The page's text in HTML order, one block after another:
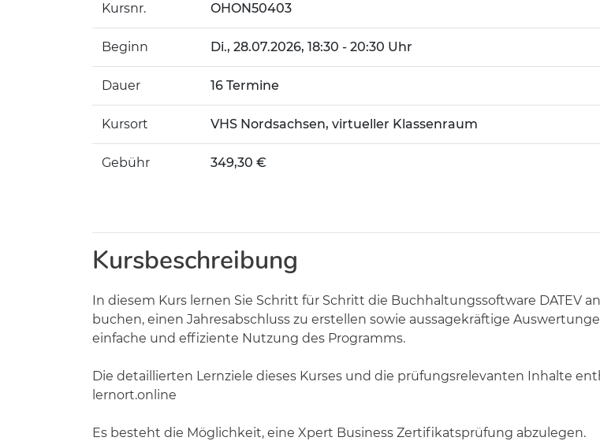
Kursnr. OHON50403
Beginn Di., 28.07.2026, 18:30 - 20:30 Uhr
Dauer 16 Termine
Kursort VHS Nordsachsen, virtueller Klassenraum
Gebühr 349,30 €
Kursbeschreibung
In diesem Kurs lernen Sie Schritt für Schritt die Buchhaltungssoftware DATEV
buchen, einen Jahresabschluss zu erstellen sowie aussagekräftige
einfache und effiziente Nutzung des Programms.
Die detaillierten Lernziele dieses Kurses und die prüfungsrelevanten Inhalte
lernort.online
Es besteht die Möglichkeit, eine Xpert Business Zertifikatsprüfung abzulegen.